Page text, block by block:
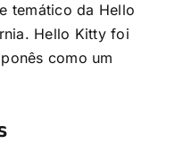
temático da Hello
Hello Kitty foi
como um